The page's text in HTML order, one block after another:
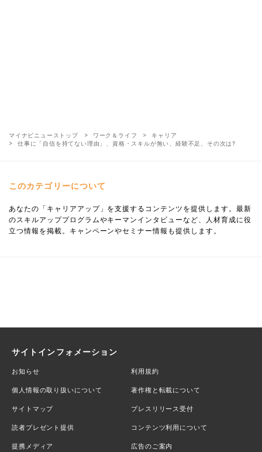
マイナビニューストップ ワーク＆ライフ
キャリア
仕事に「自信を持てない理由」、資格・スキルが無い、経験不足、その次は?
このカテゴリーについて
あなたの「キャリアアップ」を支援するコンテンツを提供します。最新
のスキルアッププログラムやキーマンインタビューなど、人材育成に役
立つ情報を掲載。キャンペーンやセミナー情報も提供します。
サイトインフォメーション
お知らせ 利用規約
個人情報の取り扱いについて 著作権と転載について
サイトマップ プレスリリース受付
読者プレゼント提供 コンテンツ利用について
提携メディア 広告のご案内